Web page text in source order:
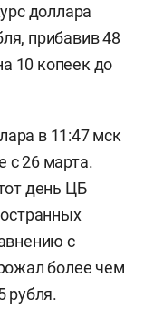
доллара
прибавив 48
10 копеек до
в 11:47 мск
с 26 марта.
день ЦБ
с
более чем
рубля.